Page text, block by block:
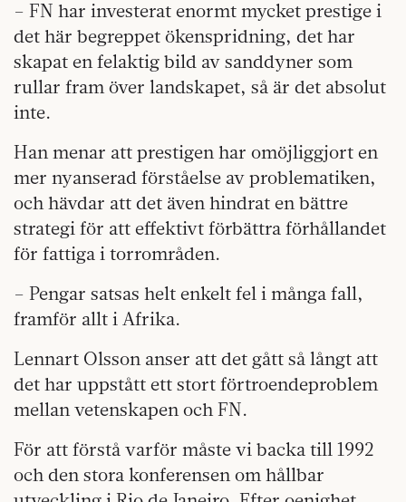
– FN har investerat enormt mycket prestige i
det här begreppet ökenspridning, det har
skapat en felaktig bild av sanddyner som
rullar fram över landskapet, så är det absolut
inte.
Han menar att prestigen har omöjliggjort en
mer nyanserad förståelse av problematiken,
och hävdar att det även hindrat en bättre
strategi för att effektivt förbättra förhållandet
för fattiga i torrområden.
– Pengar satsas helt enkelt fel i många fall,
framför allt i Afrika.
Lennart Olsson anser att det gått så långt att
det har uppstått ett stort förtroendeproblem
mellan vetenskapen och FN.
För att förstå varför måste vi backa till 1992
och den stora konferensen om hållbar